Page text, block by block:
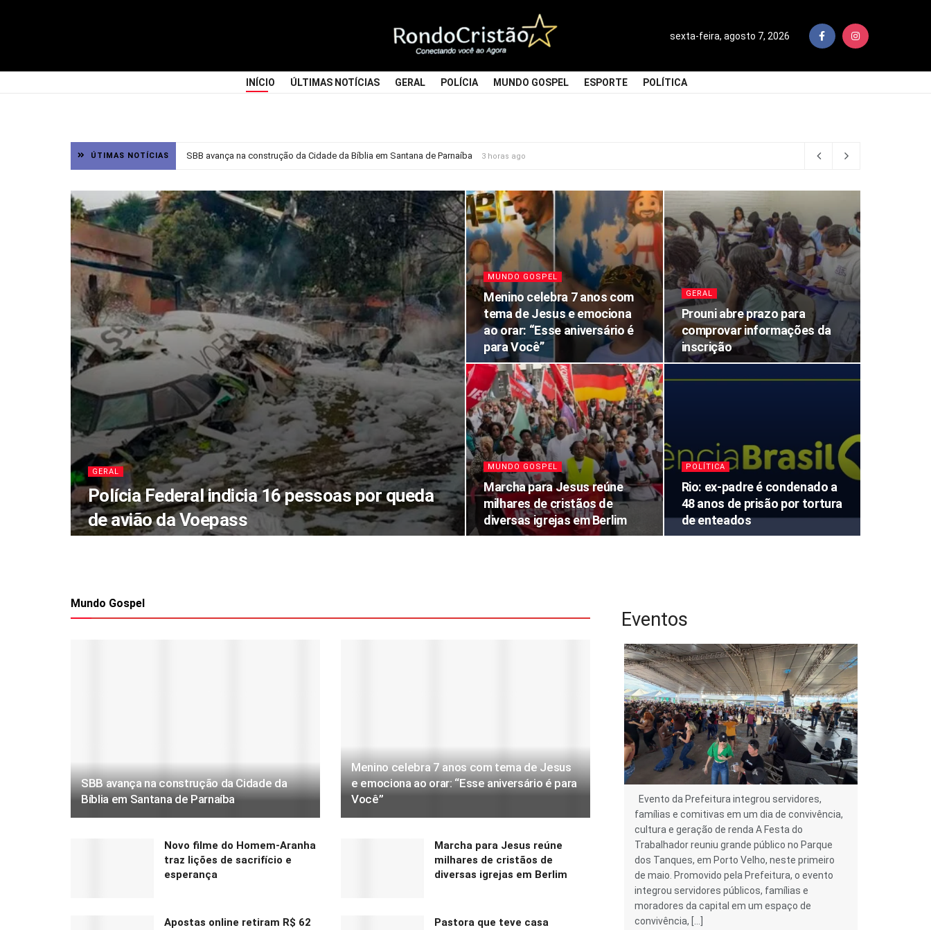
Rondocristao
sexta-feira, agosto 7, 2026
INÍCIO ÚLTIMAS NOTÍCIAS GERAL POLÍCIA MUNDO GOSPEL ESPORTE POLÍTICA
ÚTIMAS NOTÍCIAS SBB avança na construção da Cidade da Bíblia em Santana de Parnaíba 3 horas ago
GERAL
Polícia Federal indicia 16 pessoas por queda
de avião da Voepass
MUNDO GOSPEL
Menino celebra 7 anos com
tema de Jesus e emociona
ao orar: “Esse aniversário é
para Você”
GERAL
Prouni abre prazo para
comprovar informações da
inscrição
MUNDO GOSPEL
Marcha para Jesus reúne
milhares de cristãos de
diversas igrejas em Berlim
POLÍTICA
Rio: ex-padre é condenado a
48 anos de prisão por tortura
de enteados
Mundo Gospel
SBB avança na construção da Cidade da
Bíblia em Santana de Parnaíba
Menino celebra 7 anos com tema de Jesus
e emociona ao orar: “Esse aniversário é para
Você”
Novo filme do Homem-Aranha
traz lições de sacrifício e
esperança
Marcha para Jesus reúne
milhares de cristãos de
diversas igrejas em Berlim
Apostas online retiram R$ 62
Pastora que teve casa
Eventos
Evento da Prefeitura integrou servidores,
famílias e comitivas em um dia de convivência,
cultura e geração de renda A Festa do
Trabalhador reuniu grande público no Parque
dos Tanques, em Porto Velho, neste primeiro
de maio. Promovido pela Prefeitura, o evento
integrou servidores públicos, famílias e
moradores da capital em um espaço de
convivência, […]